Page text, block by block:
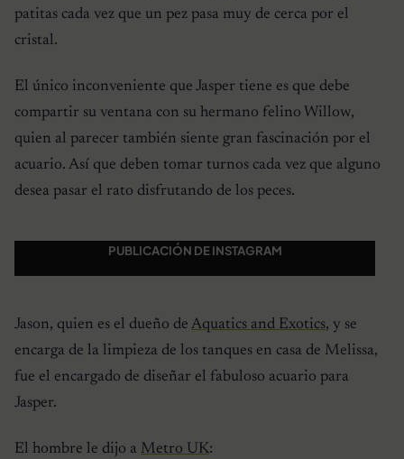
patitas cada vez que un pez pasa muy de cerca por el
cristal.
El único inconveniente que Jasper tiene es que debe
compartir su ventana con su hermano felino Willow,
quien al parecer también siente gran fascinación por el
acuario. Así que deben tomar turnos cada vez que alguno
desea pasar el rato disfrutando de los peces.
PUBLICACIÓN DE INSTAGRAM
Jason, quien es el dueño de Aquatics and Exotics, y se
encarga de la limpieza de los tanques en casa de Melissa,
fue el encargado de diseñar el fabuloso acuario para
Jasper.
El hombre le dijo a Metro UK: